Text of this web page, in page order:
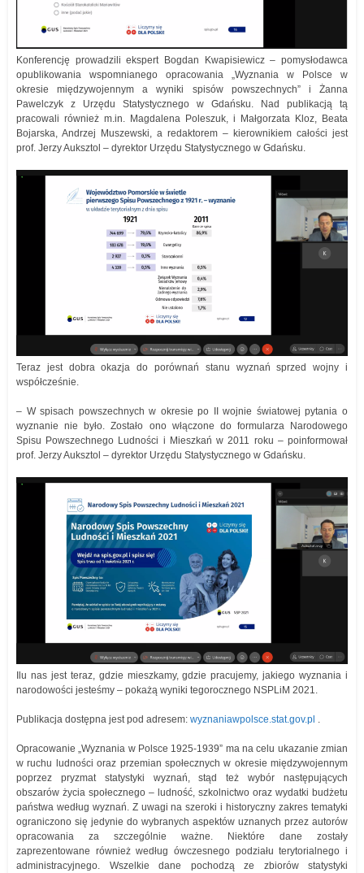
Konferencję prowadzili ekspert Bogdan Kwapisiewicz – pomysłodawca
opublikowania wspomnianego opracowania „Wyznania w Polsce w
okresie międzywojennym a wyniki spisów powszechnych” i Żanna
Pawelczyk z Urzędu Statystycznego w Gdańsku. Nad publikacją tą
pracowali również m.in. Magdalena Poleszuk, i Małgorzata Kloz, Beata
Bojarska, Andrzej Muszewski, a redaktorem – kierownikiem całości jest
prof. Jerzy Auksztol – dyrektor Urzędu Statystycznego w Gdańsku.
Teraz jest dobra okazja do porównań stanu wyznań sprzed wojny i
współcześnie.
– W spisach powszechnych w okresie po II wojnie światowej pytania o
wyznanie nie było. Zostało ono włączone do formularza Narodowego
Spisu Powszechnego Ludności i Mieszkań w 2011 roku – poinformował
prof. Jerzy Auksztol – dyrektor Urzędu Statystycznego w Gdańsku.
Ilu nas jest teraz, gdzie mieszkamy, gdzie pracujemy, jakiego wyznania i
narodowości jesteśmy – pokażą wyniki tegorocznego NSPLiM 2021.
Publikacja dostępna jest pod adresem: wyznaniawpolsce.stat.gov.pl
Opracowanie „Wyznania w Polsce 1925-1939” ma na celu ukazanie zmian
w ruchu ludności oraz przemian społecznych w okresie międzywojennym
poprzez pryzmat statystyki wyznań, stąd też wybór następujących
obszarów życia społecznego – ludność, szkolnictwo oraz wydatki budżetu
państwa według wyznań. Z uwagi na szeroki i historyczny zakres tematyki
ograniczono się jedynie do wybranych aspektów uznanych przez autorów
opracowania za szczególnie ważne. Niektóre dane zostały
zaprezentowane również według ówczesnego podziału terytorialnego i
administracyjnego. Wszelkie dane pochodzą ze zbiorów statystyki